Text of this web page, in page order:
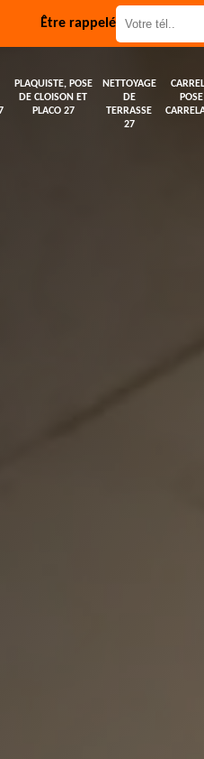
Être rappelé
PLAQUISTE, POSE
DE CLOISON ET
PLACO 27
NETTOYAGE
DE
TERRASSE
27